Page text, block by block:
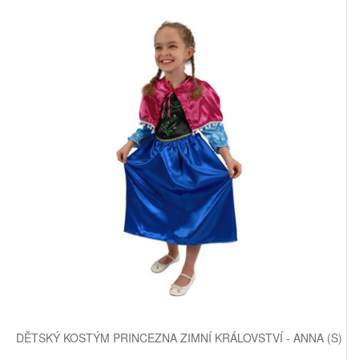
DĚTSKÝ KOSTÝM PRINCEZNA ZIMNÍ KRÁLOVSTVÍ - ANNA (S)